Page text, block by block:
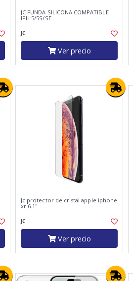
JC FUNDA SILICONA COMPATIBLE
IPH 5/5S/SE
JC
Ver precio
Jc protector de cristal apple iphone
xr 6.1''
JC
Ver precio